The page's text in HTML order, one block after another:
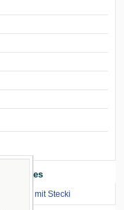
mit Stecki